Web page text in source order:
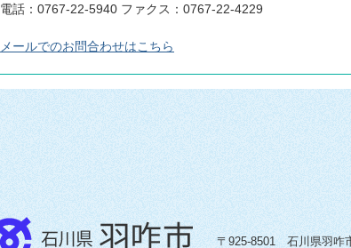
電話：0767-22-5940 ファクス：0767-22-4229
メールでのお問合わせはこちら
〒925-8501 石川県羽咋